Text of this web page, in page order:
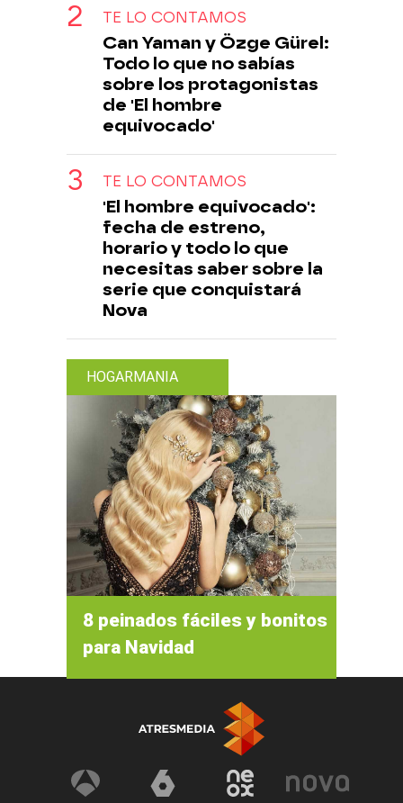
TE LO CONTAMOS
Can Yaman y Özge Gürel:
Todo lo que no sabías
sobre los protagonistas
de 'El hombre
equivocado'
TE LO CONTAMOS
'El hombre equivocado':
fecha de estreno,
horario y todo lo que
necesitas saber sobre la
serie que conquistará
Nova
HOGARMANIA
8 peinados fáciles y bonitos
para Navidad